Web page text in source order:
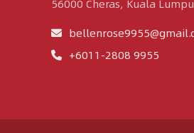
56000 Cheras, Kuala
+6011-2808 9955